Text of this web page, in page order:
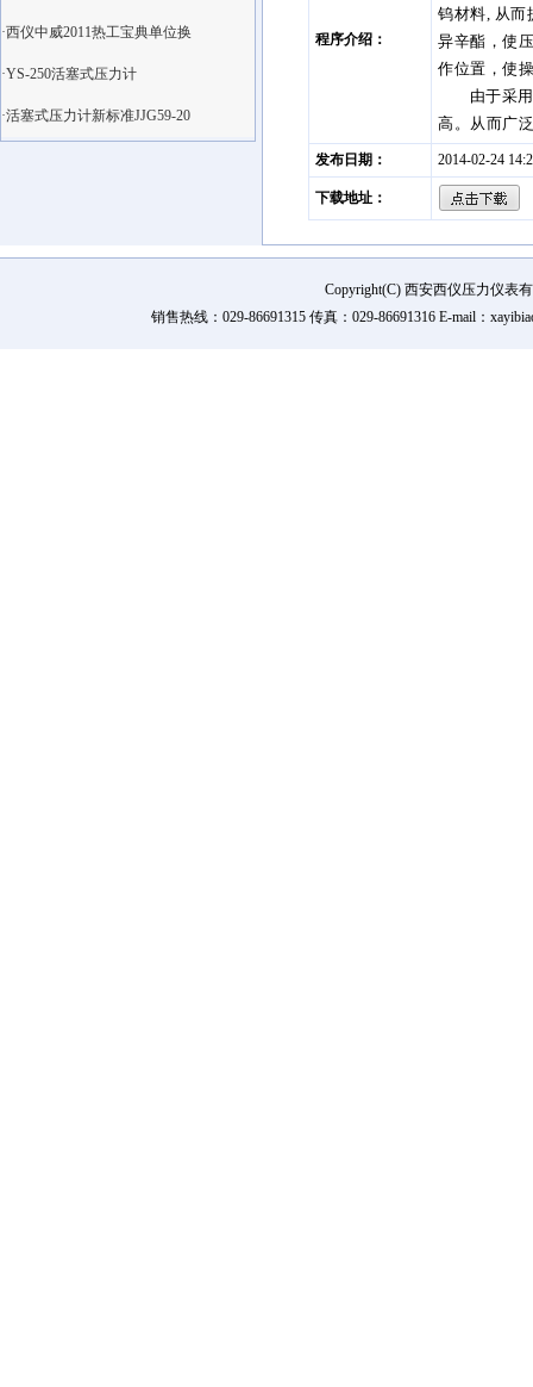
·西仪中威2011热工宝典单位换
·YS-250活塞式压力计
·活塞式压力计新标准JJG59-20
程序介绍：
钨材料, 从而
异辛酯，使
作位置，使
由于采
高。从而广
发布日期： 2014-02-24
下载地址：
Copyright(C) 西安西仪压力仪表
销售热线：029-86691315 传真：029-86691316 E-mail：